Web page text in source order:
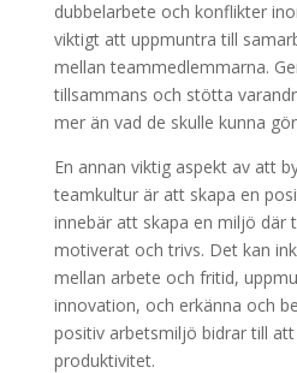
dubbelarbete och konflikter
viktigt att uppmuntra till
mellan teammedlemmarna.
tillsammans och stötta
mer än vad de skulle kunna
En annan viktig aspekt av att
teamkultur är att skapa en
innebär att skapa en miljö där
motiverat och trivs. Det kan
mellan arbete och fritid,
innovation, och erkänna och
positiv arbetsmiljö bidrar till
produktivitet.